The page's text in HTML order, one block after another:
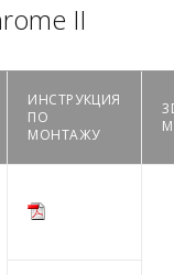
II
ИНСТРУКЦИЯ
ПО
МОНТАЖУ